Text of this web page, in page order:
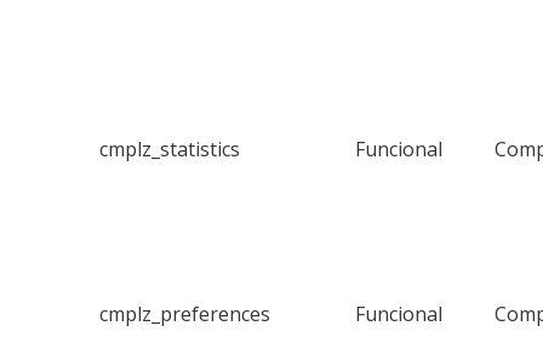
cmplz_statistics Funcional
cmplz_preferences Funcional